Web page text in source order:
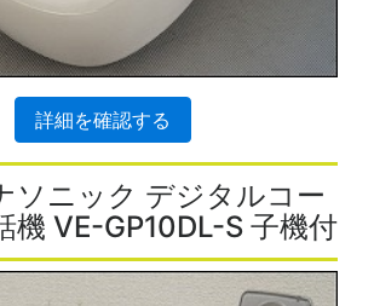
詳細を確認する
ニック デジタルコー
機 VE-GP10DL-S 子機付